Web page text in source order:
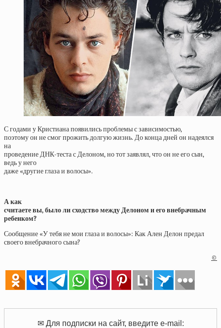
С годами у Кристиана появились проблемы с зависимостью,
поэтому он не смог прожить долгую жизнь. До конца дней он надеялся
на
проведение ДНК-теста с Делоном, но тот заявлял, что он не его сын,
ведь у него
даже «другие глаза и волосы».
А как
считаете вы, было ли сходство между Делоном и его внебрачным
ребенком?
Сообщение «У тебя не мои глаза и волосы»: Как Ален Делон предал
своего внебрачного сына?
©
✉ Для подписки на сайт, введите e-mail: